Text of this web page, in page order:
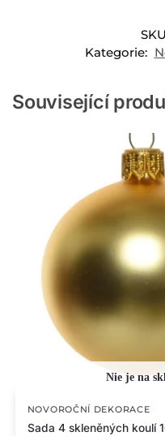
Kategorie:
Související
NOVOROČNÍ DEKORACE
Sada 4 skleněných koulí